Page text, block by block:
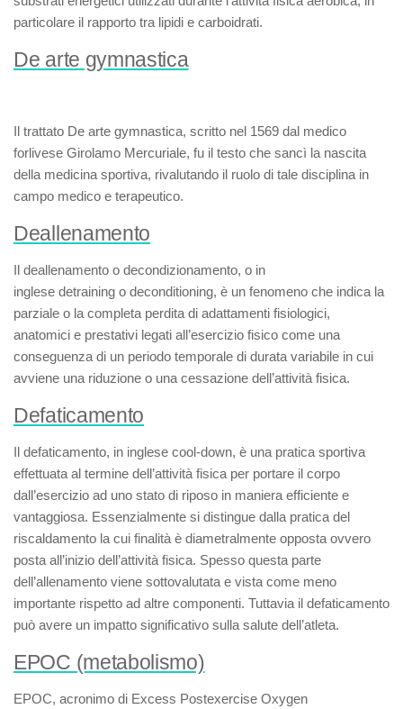
particolare il rapporto tra lipidi e carboidrati.
De arte gymnastica
Il trattato De arte gymnastica, scritto nel 1569 dal medico
forlivese Girolamo Mercuriale, fu il testo che sancì la nascita
della medicina sportiva, rivalutando il ruolo di tale disciplina in
campo medico e terapeutico.
Deallenamento
Il deallenamento o decondizionamento, o in
inglese detraining o deconditioning, è un fenomeno che indica la
parziale o la completa perdita di adattamenti fisiologici,
anatomici e prestativi legati all’esercizio fisico come una
conseguenza di un periodo temporale di durata variabile in cui
avviene una riduzione o una cessazione dell’attività fisica.
Defaticamento
Il defaticamento, in inglese cool-down, è una pratica sportiva
effettuata al termine dell’attività fisica per portare il corpo
dall’esercizio ad uno stato di riposo in maniera efficiente e
vantaggiosa. Essenzialmente si distingue dalla pratica del
riscaldamento la cui finalità è diametralmente opposta ovvero
posta all’inizio dell’attività fisica. Spesso questa parte
dell’allenamento viene sottovalutata e vista come meno
importante rispetto ad altre componenti. Tuttavia il defaticamento
può avere un impatto significativo sulla salute dell’atleta.
EPOC (metabolismo)
EPOC, acronimo di Excess Postexercise Oxygen